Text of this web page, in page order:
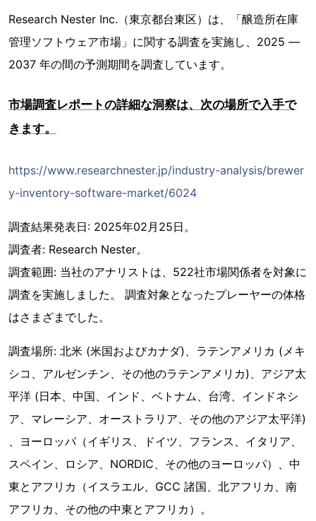
Research Nester Inc.（東京都台東区）は、「醸造所在庫
管理ソフトウェア市場」に関する調査を実施し、2025 ―
2037 年の間の予測期間を調査しています。
市場調査レポートの詳細な洞察は、次の場所で入手で
きます。
https://www.researchnester.jp/industry-analysis/brewer
y-inventory-software-market/6024
調査結果発表日: 2025年02月25日。
調査者: Research Nester。
調査範囲: 当社のアナリストは、522社市場関係者を対象に
調査を実施しました。 調査対象となったプレーヤーの体格
はさまざまでした。
調査場所: 北米 (米国およびカナダ)、ラテンアメリカ (メキ
シコ、アルゼンチン、その他のラテンアメリカ)、アジア太
平洋 (日本、中国、インド、ベトナム、台湾、インドネシ
ア、マレーシア、オーストラリア、その他のアジア太平洋)
、ヨーロッパ（イギリス、ドイツ、フランス、イタリア、
スペイン、ロシア、NORDIC、その他のヨーロッパ）、中
東とアフリカ（イスラエル、GCC 諸国、北アフリカ、南
アフリカ、その他の中東とアフリカ）。